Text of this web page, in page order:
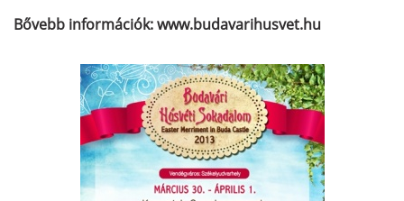
Bővebb információk: www.budavarihusvet.hu